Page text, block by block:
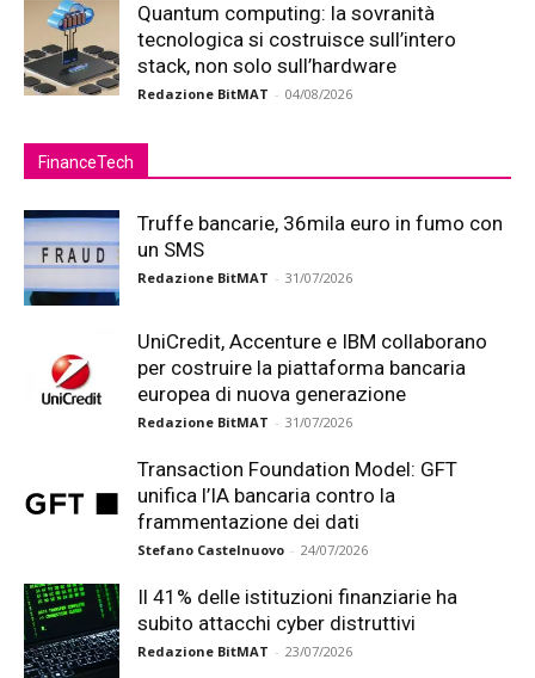
Quantum computing: la sovranità
tecnologica si costruisce sull’intero
stack, non solo sull’hardware
Redazione BitMAT - 04/08/2026
FinanceTech
Truffe bancarie, 36mila euro in fumo con
un SMS
Redazione BitMAT - 31/07/2026
UniCredit, Accenture e IBM collaborano
per costruire la piattaforma bancaria
europea di nuova generazione
Redazione BitMAT - 31/07/2026
Transaction Foundation Model: GFT
unifica l’IA bancaria contro la
frammentazione dei dati
Stefano Castelnuovo - 24/07/2026
Il 41% delle istituzioni finanziarie ha
subito attacchi cyber distruttivi
Redazione BitMAT - 23/07/2026